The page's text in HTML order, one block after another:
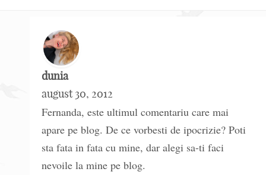
dunia
august 30, 2012
Fernanda, este ultimul comentariu care mai
apare pe blog. De ce vorbesti de ipocrizie? Poti
sta fata in fata cu mine, dar alegi sa-ti faci
nevoile la mine pe blog.